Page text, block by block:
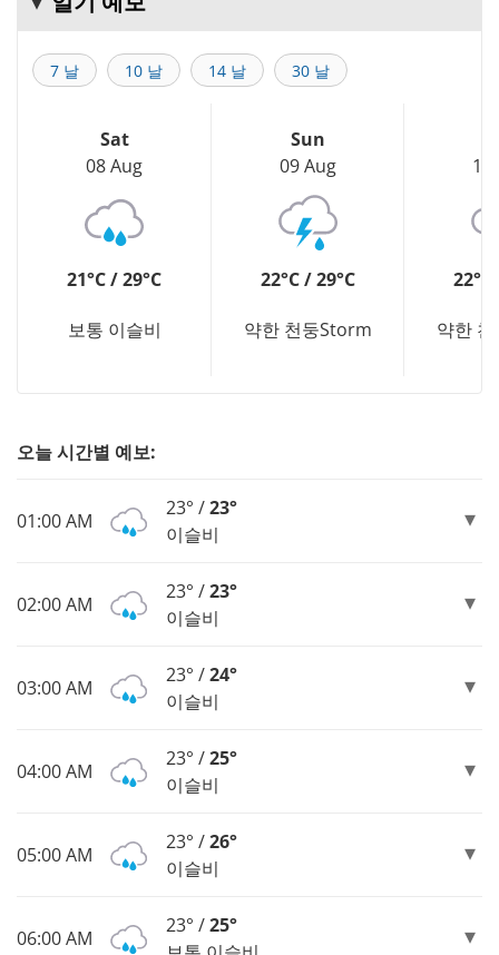
7 날 10 날 14 날 30 날
Sat
08 Aug
21°C / 29°C
보통 이슬비
Sun
09 Aug
22°C / 29°C
약한 천둥Storm
10
22°C
약한
오늘 시간별 예보:
01:00 AM
23° /23°
이슬비
02:00 AM
23° /23°
이슬비
03:00 AM
23° /24°
이슬비
04:00 AM
23° /25°
이슬비
05:00 AM
23° /26°
이슬비
06:00 AM
23° /25°